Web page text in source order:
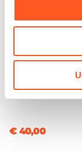
Foro
Sì
Forato
Rubinetteria
Non inclusa
Kit Scarico
Miscelatore
€ 40,00